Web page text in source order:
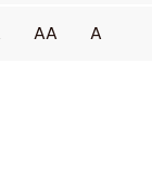
AA A